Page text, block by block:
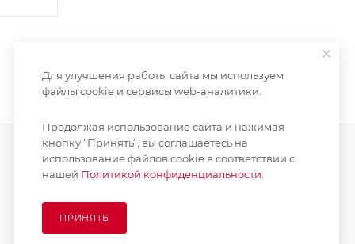
Для улучшения работы сайта мы используем
файлы cookie и сервисы web-аналитики.
Продолжая использование сайта и нажимая
кнопку “Принять”, вы соглашаетесь на
использование файлов cookie в соответствии с
нашей Политикой конфиденциальности.
ПРИНЯТЬ